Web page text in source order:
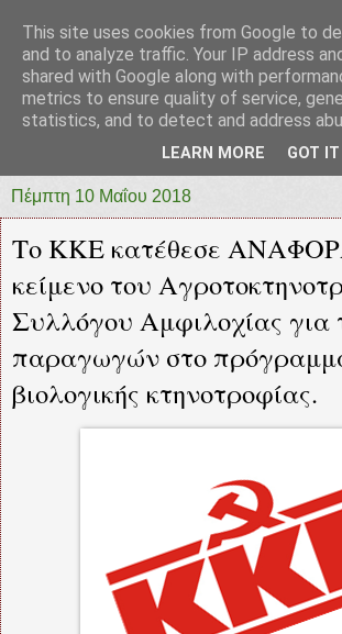
prototypia
"ΠΡΩΤΟΤΥΠΙΑ" * ΑΝΕΞΑΡΤΗΤΗ-
Πέμπτη 10 Μαΐου 2018
Το ΚΚΕ κατέθεσε
κείμενο του
Συλλόγου Αμφιλοχίας για
παραγωγών στο
βιολογικής κτηνοτροφίας.
This site uses cookies from Google to
and to analyze traffic. Your IP address
shared with Google along with
metrics to ensure quality of service,
statistics, and to detect and address
LEARN MORE GOT IT